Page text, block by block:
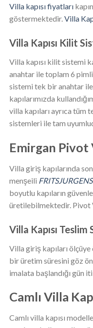
Villa kapısı fiyatları
göstermektedir.Villa
Villa Kapısı Kilit
Villa kapısı kilit sistemi
anahtar ile toplam 6
sistemi tek bir anahtar
kapılarımızda
villa kapıları ayrıca tüm
sistemleri ile tam
Emirgan Pivot
Villa giriş kapılarında
menşeili
boyutlu kapıların
üretilebilmektedir. Pivot
Villa Kapısı Teslim
Villa giriş kapıları
bir üretim süresini göz
imalata başlandığı gün
Camlı Villa
Camlı villa kapısı